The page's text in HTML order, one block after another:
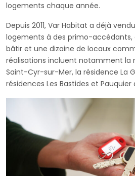
logements chaque année.
Depuis 2011, Var Habitat a déjà
logements à des primo-accédants,
bâtir et une dizaine de locaux
réalisations incluent notamment la
Saint-Cyr-sur-Mer, la résidence La
résidences Les Bastides et Pauquier